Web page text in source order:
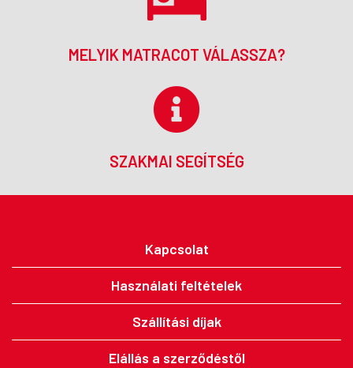
MELYIK MATRACOT VÁLASSZA?
SZAKMAI SEGÍTSÉG
Kapcsolat
Használati feltételek
Szállítási díjak
Elállás a szerződéstől